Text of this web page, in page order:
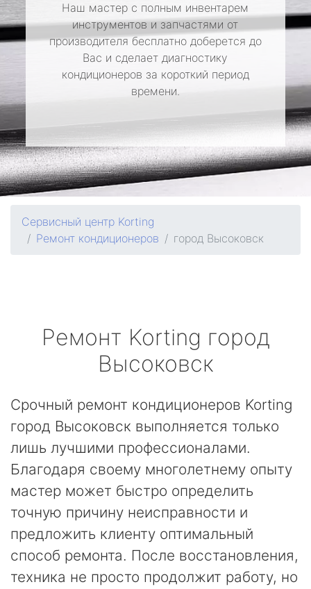
Наш мастер с полным инвентарем
инструментов и запчастями от
производителя бесплатно доберется до
Вас и сделает диагностику
кондиционеров за короткий период
времени.
Сервисный центр Korting
Ремонт кондиционеров
город Высоковск
Ремонт Korting город
Высоковск
Срочный ремонт кондиционеров Korting
город Высоковск выполняется только
лишь лучшими профессионалами.
Благодаря своему многолетнему опыту
мастер может быстро определить
точную причину неисправности и
предложить клиенту оптимальный
способ ремонта. После восстановления,
техника не просто продолжит работу, но